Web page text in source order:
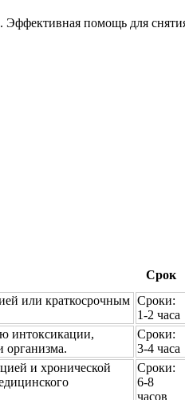
Эффективная помощь для
Срок
или краткосрочным Сроки:
1-2 часа
интоксикации,
организма.
Сроки:
3-4 часа
и хронической
Сроки:
6-8
часов